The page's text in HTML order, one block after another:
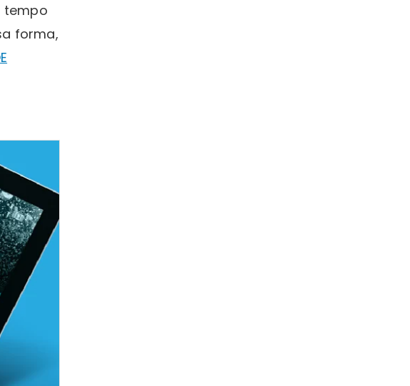
tempo
forma,